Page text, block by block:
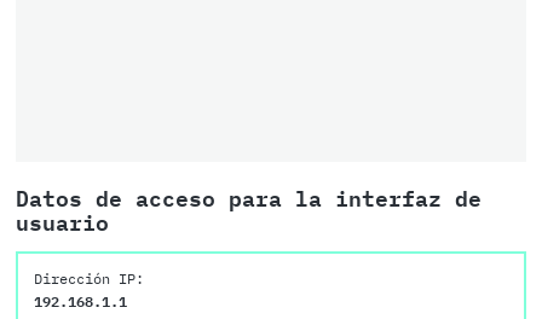
Datos de acceso para la interfaz de
usuario
Dirección IP:
192.168.1.1